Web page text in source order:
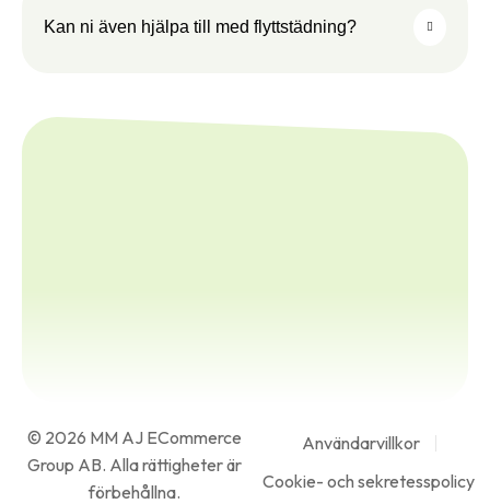
Kan ni även hjälpa till med flyttstädning?
© 2026 MM AJ ECommerce
Group AB. Alla rättigheter är
förbehållna.
Användarvillkor
Cookie- och sekretesspolicy